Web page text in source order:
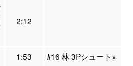
2:12
1:53 #16 林 3Pシュート×